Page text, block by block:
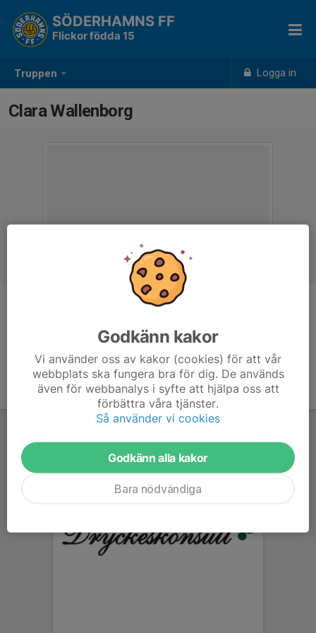
Truppen Logga in
SÖDERHAMNS FF
Flickor födda 15
Clara Wallenborg
Godkänn kakor
Vi använder oss av kakor (cookies) för att vår
webbplats ska fungera bra för dig. De används
även för webbanalys i syfte att hjälpa oss att
förbättra våra tjänster.
Så använder vi cookies
Godkänn alla kakor
Bara nödvändiga